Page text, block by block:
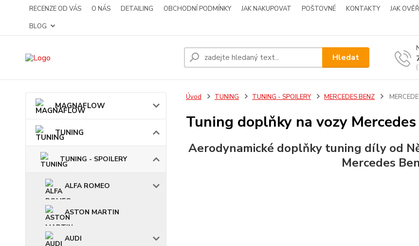
RECENZE OD VÁS O NÁS DETAILING OBCHODNÍ PODMÍNKY JAK NAKUPOVAT POŠTOVNÉ KONTAKTY
JAK
BLOG
Hledat
MAGNAFLOW
TUNING
TUNING - SPOILERY
ALFA ROMEO
ASTON MARTIN
AUDI
Úvod TUNING TUNING - SPOILERY MERCEDES BENZ
Tuning doplňky na vozy
Aerodynamické doplňky tuning díly od
Mercedes